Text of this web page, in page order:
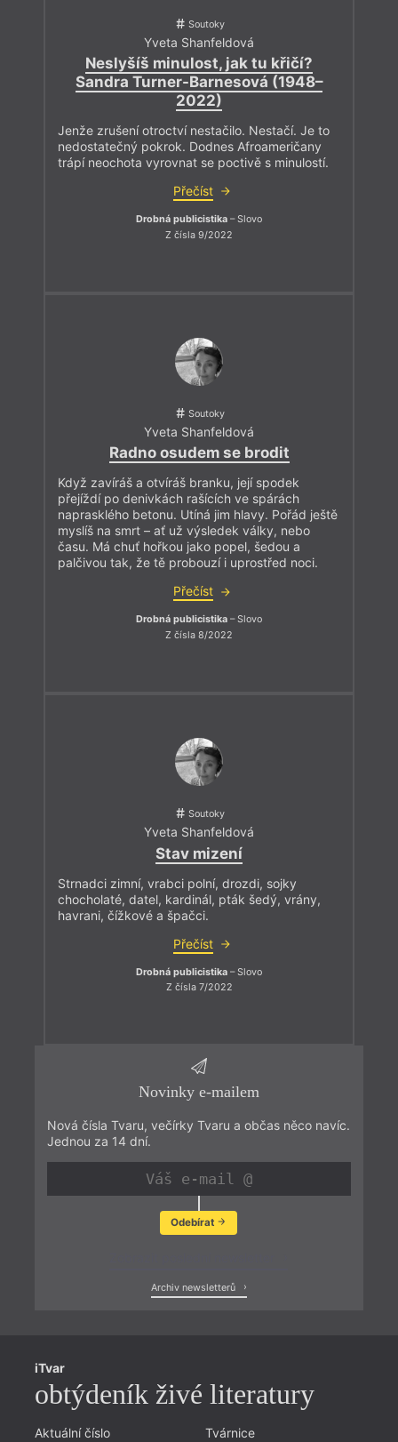
Soutoky
Yveta Shanfeldová
Neslyšíš minulost, jak tu křičí?
Sandra Turner-Barnesová (1948–
2022)
Jenže zrušení otroctví nestačilo. Nestačí. Je to
nedostatečný pokrok. Dodnes Afroameričany
trápí neochota vyrovnat se poctivě s minulostí.
Přečíst
Drobná publicistika – Slovo
Z čísla 9/2022
Soutoky
Yveta Shanfeldová
Radno osudem se brodit
Když zavíráš a otvíráš branku, její spodek
přejíždí po denivkách rašících ve spárách
naprasklého betonu. Utíná jim hlavy. Pořád ještě
myslíš na smrt – ať už výsledek války, nebo
času. Má chuť hořkou jako popel, šedou a
palčivou tak, že tě probouzí i uprostřed noci.
Přečíst
Drobná publicistika – Slovo
Z čísla 8/2022
Soutoky
Yveta Shanfeldová
Stav mizení
Strnadci zimní, vrabci polní, drozdi, sojky
chocholaté, datel, kardinál, pták šedý, vrány,
havrani, čížkové a špačci.
Přečíst
Drobná publicistika – Slovo
Z čísla 7/2022
Novinky e-mailem
Nová čísla Tvaru, večírky Tvaru a občas něco navíc.
Jednou za 14 dní.
Odebírat
Archiv newsletterů
iTvar
obtýdeník živé literatury
Aktuální číslo
Tvárnice